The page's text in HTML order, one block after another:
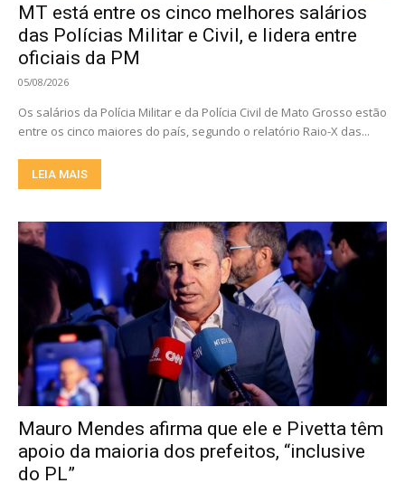
MT está entre os cinco melhores salários
das Polícias Militar e Civil, e lidera entre
oficiais da PM
05/08/2026
Os salários da Polícia Militar e da Polícia Civil de Mato Grosso estão
entre os cinco maiores do país, segundo o relatório Raio-X das...
LEIA MAIS
Mauro Mendes afirma que ele e Pivetta têm
apoio da maioria dos prefeitos, “inclusive
do PL”